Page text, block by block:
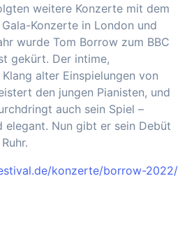
weitere Konzerte mit dem
Konzerte in London und
wurde Tom Borrow zum BBC
gekürt. Der intime,
alter Einspielungen von
den jungen Pianisten, und
auch sein Spiel –
elegant. Nun gibt er sein Debüt
konzerte/borrow-2022/